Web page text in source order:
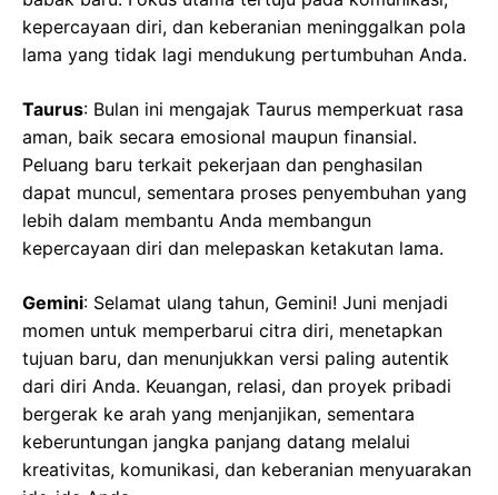
kepercayaan diri, dan keberanian meninggalkan pola
lama yang tidak lagi mendukung pertumbuhan Anda.
Taurus: Bulan ini mengajak Taurus memperkuat rasa
aman, baik secara emosional maupun finansial.
Peluang baru terkait pekerjaan dan penghasilan
dapat muncul, sementara proses penyembuhan yang
lebih dalam membantu Anda membangun
kepercayaan diri dan melepaskan ketakutan lama.
Gemini: Selamat ulang tahun, Gemini! Juni menjadi
momen untuk memperbarui citra diri, menetapkan
tujuan baru, dan menunjukkan versi paling autentik
dari diri Anda. Keuangan, relasi, dan proyek pribadi
bergerak ke arah yang menjanjikan, sementara
keberuntungan jangka panjang datang melalui
kreativitas, komunikasi, dan keberanian menyuarakan